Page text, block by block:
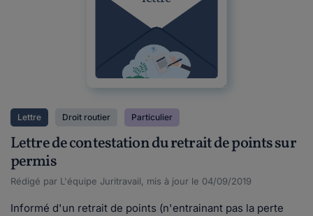
Lettre Droit routier Particulier
Lettre de contestation du retrait de points sur
permis
Rédigé par L'équipe Juritravail, mis à jour le 04/09/2019
Informé d'un retrait de points (n'entrainant pas la perte